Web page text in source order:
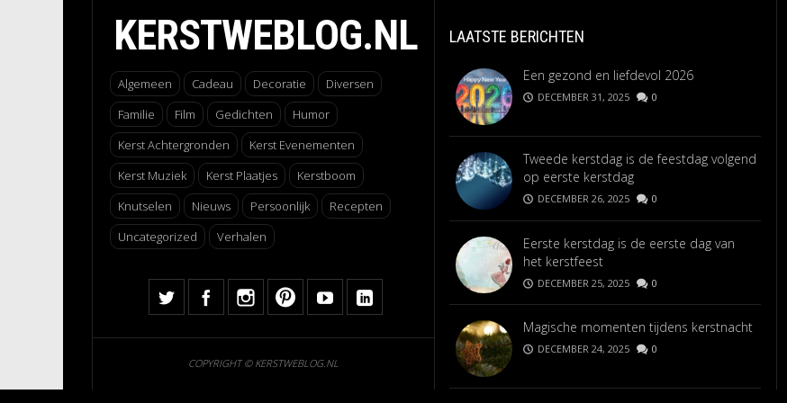
KERSTWEBLOG.NL
Algemeen Cadeau Decoratie
Diversen
Familie
Film Gedichten
Humor
Kerst Achtergronden
Kerst Evenementen
Kerst Muziek
Kerst Plaatjes
Kerstboom
Knutselen
Nieuws Persoonlijk
Recepten
Uncategorized
Verhalen
COPYRIGHT © KERSTWEBLOG.NL
LAATSTE BERICHTEN
Een gezond en liefdevol 2026
DECEMBER 31, 2025 0
Tweede kerstdag is de feestdag volgend
op eerste kerstdag
DECEMBER 26, 2025 0
Eerste kerstdag is de eerste dag van
het kerstfeest
DECEMBER 25, 2025 0
Magische momenten tijdens kerstnacht
DECEMBER 24, 2025 0